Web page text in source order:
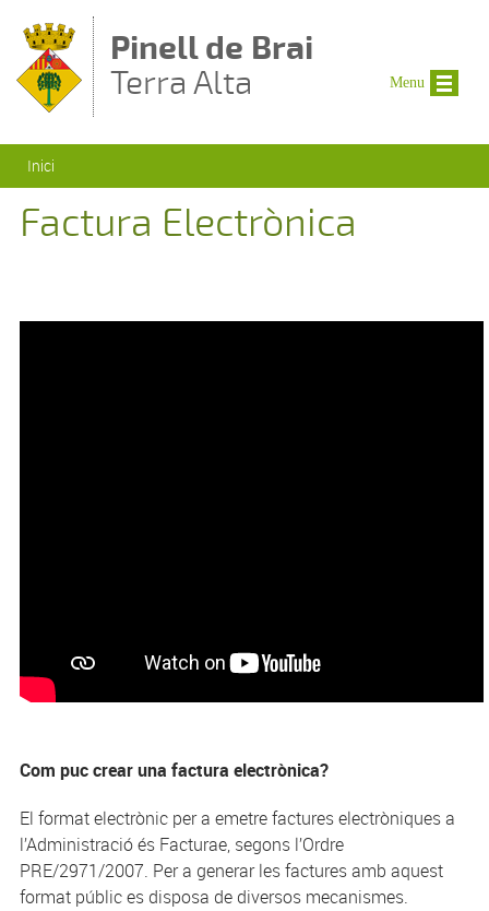
Pinell de Brai
Terra Alta
Esteu aquí
Inici
Factura Electrònica
Com puc crear una factura electrònica?
El format electrònic per a emetre factures electròniques a
l’Administració és Facturae, segons l’Ordre
PRE/2971/2007. Per a generar les factures amb aquest
format públic es disposa de diversos mecanismes.
Menu